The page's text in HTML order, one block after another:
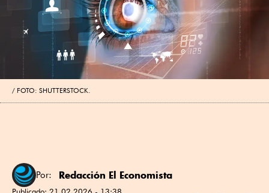
FOTO: SHUTTERSTOCK.
Por: Redacción El Economista
Publicado: 21.02.2026 - 13:38